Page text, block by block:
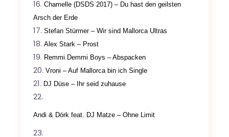
Chamelle (DSDS 2017) – Du hast den geilsten
Arsch der Erde
Stefan Stürmer – Wir sind Mallorca Ultras
Alex Stark – Prost
Remmi Demmi Boys – Abspacken
Vroni – Auf Mallorca bin ich Single
DJ Düse – Ihr seid zuhause
Andi & Dörk feat. DJ Matze – Ohne Limit